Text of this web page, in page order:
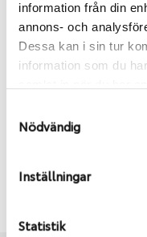
information från din
annons- och
Dessa kan i sin tur
information som du
Nödvändig
Inställningar
Statistik
Ange
du valt passar din
skall sättas på dina
en extra gång så att
bilen hade ut från
S